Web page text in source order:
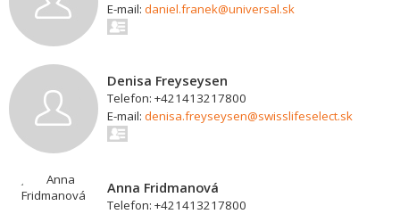
E-mail: daniel.franek@universal.sk
Denisa Freyseysen
Telefon: +421413217800
E-mail: denisa.freyseysen@swisslifeselect.sk
Anna Fridmanová
Telefon: +421413217800